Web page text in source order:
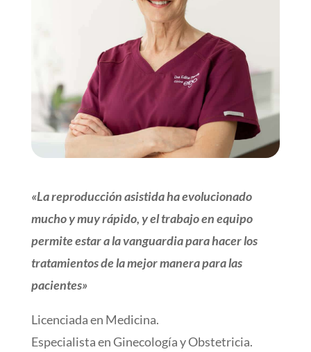
«La reproducción asistida ha evolucionado
mucho y muy rápido, y el trabajo en equipo
permite estar a la vanguardia para hacer los
tratamientos de la mejor manera para las
pacientes»
Licenciada en Medicina.
Especialista en Ginecología y Obstetricia.